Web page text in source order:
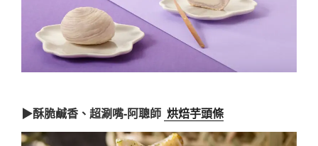
▶酥脆鹹香、超涮嘴-阿聰師 烘焙芋頭條